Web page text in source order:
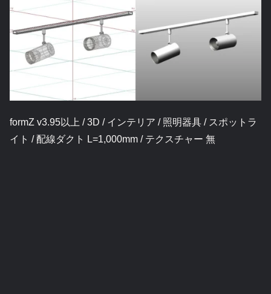
formZ v3.95以上 / 3D / インテリア / 照明器具 / スポットラ
イト / 配線ダクト L=1,000mm / テクスチャー 無